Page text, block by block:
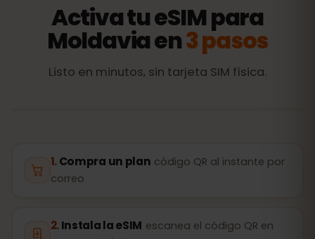
Activa tu eSIM para
Moldavia en3 pasos
Listo en minutos, sin tarjeta SIM física.
Compra un plan código QR al instante por
correo
Instala la eSIM escanea el código QR en